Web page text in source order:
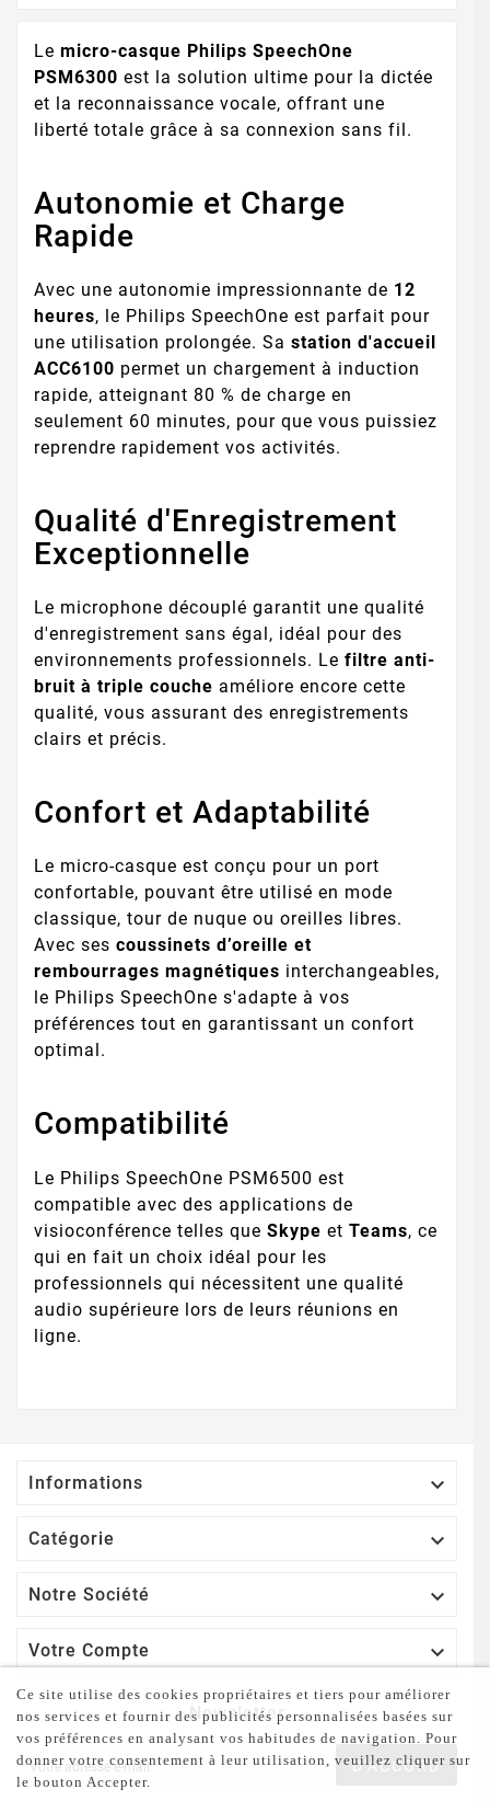
Le micro-casque Philips SpeechOne
PSM6300 est la solution ultime pour la dictée
et la reconnaissance vocale, offrant une
liberté totale grâce à sa connexion sans fil.
Autonomie et Charge
Rapide
Avec une autonomie impressionnante de 12
heures, le Philips SpeechOne est parfait pour
une utilisation prolongée. Sa station d'accueil
ACC6100 permet un chargement à induction
rapide, atteignant 80 % de charge en
seulement 60 minutes, pour que vous puissiez
reprendre rapidement vos activités.
Qualité d'Enregistrement
Exceptionnelle
Le microphone découplé garantit une qualité
d'enregistrement sans égal, idéal pour des
environnements professionnels. Le filtre anti-
bruit à triple couche améliore encore cette
qualité, vous assurant des enregistrements
clairs et précis.
Confort et Adaptabilité
Le micro-casque est conçu pour un port
confortable, pouvant être utilisé en mode
classique, tour de nuque ou oreilles libres.
Avec ses coussinets d’oreille et
rembourrages magnétiques interchangeables,
le Philips SpeechOne s'adapte à vos
préférences tout en garantissant un confort
optimal.
Compatibilité
Le Philips SpeechOne PSM6500 est
compatible avec des applications de
visioconférence telles que Skype et Teams, ce
qui en fait un choix idéal pour les
professionnels qui nécessitent une qualité
audio supérieure lors de leurs réunions en
ligne.
Informations 
Catégorie 
Notre Société 
Votre Compte 
Newsletter
D'ACCORD
Ce site utilise des cookies propriétaires et tiers pour améliorer
nos services et fournir des publicités personnalisées basées sur
vos préférences en analysant vos habitudes de navigation. Pour
donner votre consentement à leur utilisation, veuillez cliquer sur
le bouton Accepter.